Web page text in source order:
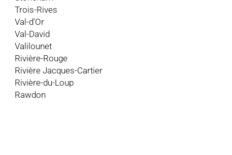
Trois-Rives
Val-d'Or
Val-David
Valilounet
Rivière-Rouge
Rivière Jacques-Cartier
Rivière-du-Loup
Rawdon